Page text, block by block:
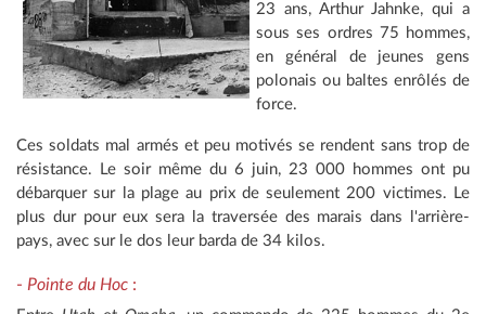
23 ans, Arthur Jahnke, qui a
sous ses ordres 75 hommes,
en général de jeunes gens
polonais ou baltes enrôlés de
force.
Ces soldats mal armés et peu motivés se rendent sans trop de
résistance. Le soir même du 6 juin, 23 000 hommes ont pu
débarquer sur la plage au prix de seulement 200 victimes. Le
plus dur pour eux sera la traversée des marais dans l'arrière-
pays, avec sur le dos leur barda de 34 kilos.
- Pointe du Hoc :